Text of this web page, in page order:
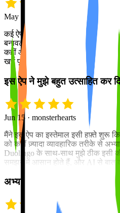
May 10 · Eric K.
कई ऐप आज़माने के बाद, यही एकमात्र
बनावट सिखाता है — सिर्फ़ सधे हुए तोते
कहीं आगे। यह बाज़ार में बेजोड़, सबसे
खर्च पूरी तरह वसूल है।
इस ऐप ने मुझे बहुत उत्साहित कर
Jun 15 · monsterhearts
मैंने इस ऐप का इस्तेमाल इसी हफ़्ते शुरू
को कहीं ज़्यादा व्यावहारिक तरीके से
Duolingo के साथ-साथ मुझे ठीक इसी
समझने में आसान होते हैं, और AI से बात
अभ्यास, अभ्यास और बस अभ्यास!